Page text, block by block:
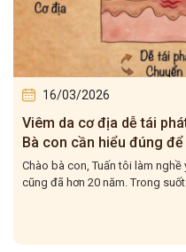
16/03/2026
Viêm da cơ địa tái đi tái
đúng để điều trị cho dứt
Chào bà con, Viêm da cơ địa tái
Tuấn tôi gặp rất nhiều trong quá